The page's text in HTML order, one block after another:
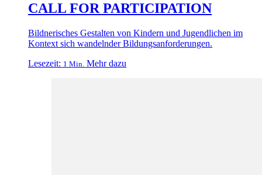
CALL FOR PARTICIPATION
Bildnerisches Gestalten von Kindern und Jugendlichen im
Kontext sich wandelnder Bildungsanforderungen.
Lesezeit: 1 Min. Mehr dazu